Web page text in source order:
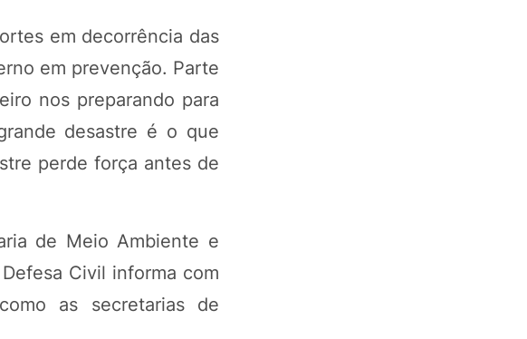
em decorrência das
em prevenção. Parte
nos preparando para
desastre é o que
perde força antes de
de Meio Ambiente e
Civil informa com
as secretarias de